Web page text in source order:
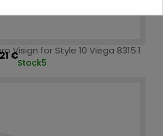
Visign for Style 10 Viega 8315.1
€
Stock5